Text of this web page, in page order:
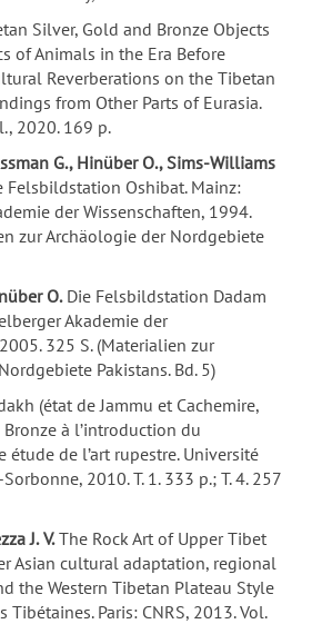
Silver, Gold and Bronze Objects
of Animals in the Era Before
Reverberations on the Tibetan
from Other Parts of Eurasia.
2020. 169 p.
G., Hinüber O., Sims-Williams
Felsbildstation Oshibat. Mainz:
der Wissenschaften, 1994.
zur Archäologie der Nordgebiete
O.Die Felsbildstation Dadam
Akademie der
325 S. (Materialien zur
Pakistans. Bd. 5)
(état de Jammu et Cachemire,
Bronze à l’introduction du
étude de l’art rupestre. Université
2010. T. 1. 333 p.; T. 4. 257
J. V.The Rock Art of Upper Tibet
Asian cultural adaptation, regional
the Western Tibetan Plateau Style
Tibétaines. Paris: CNRS, 2013. Vol.